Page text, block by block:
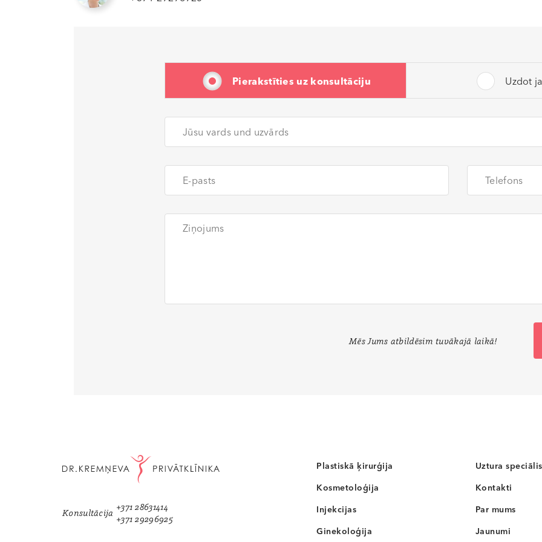
Pierakstīties uz konsultāciju Uzdot
Mēs Jums atbildēsim tuvākajā laikā!
Konsultācija
+371 28631414
+371 29296925
Plastiskā ķirurģija
Kosmetoloģija
Injekcijas
Ginekoloģija
Uztura
Kontakti
Par mums
Jaunumi